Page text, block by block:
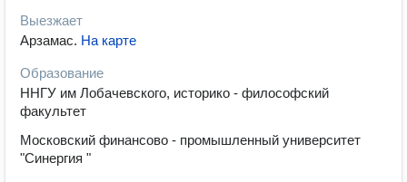
Выезжает
Арзамас. На карте
Образование
ННГУ им Лобачевского, историко - философский
факультет
Московский финансово - промышленный университет
"Синергия "